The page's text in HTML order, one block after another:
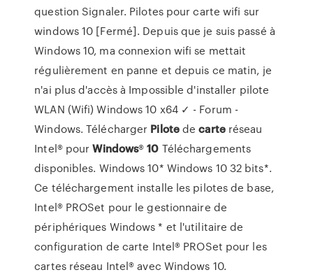
question Signaler. Pilotes pour carte wifi sur
windows 10 [Fermé]. Depuis que je suis passé à
Windows 10, ma connexion wifi se mettait
régulièrement en panne et depuis ce matin, je
n'ai plus d'accès à Impossible d'installer pilote
WLAN (Wifi) Windows 10 x64 ✓ - Forum -
Windows. Télécharger Pilotedecarteréseau
Intel® pourWindows®10 Téléchargements
disponibles. Windows 10* Windows 10 32 bits*.
Ce téléchargement installe les pilotes de base,
Intel® PROSet pour le gestionnaire de
périphériques Windows * et l'utilitaire de
configuration de carte Intel® PROSet pour les
cartes réseau Intel® avec Windows 10.